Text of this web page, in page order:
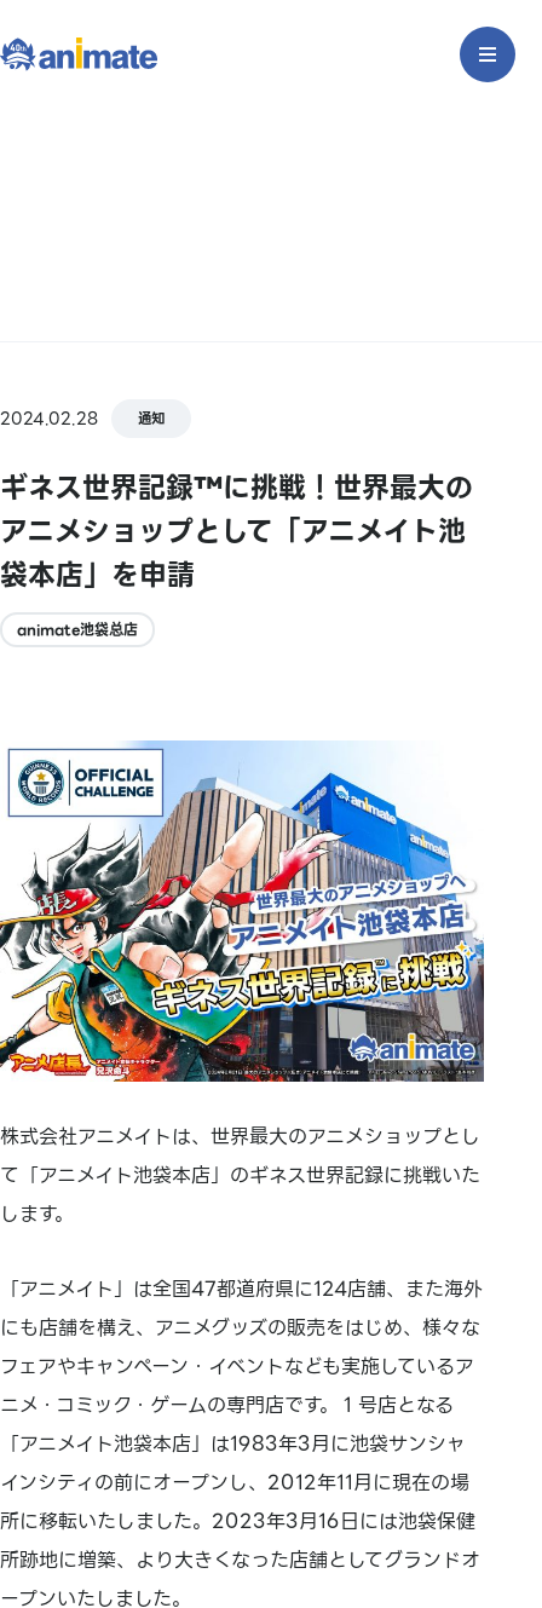
2024.02.28 通知
ギネス世界記録™に挑戦！世界最大の
アニメショップとして「アニメイト池
袋本店」を申請
animate池袋总店
株式会社アニメイトは、世界最大のアニメショップとし
て「アニメイト池袋本店」のギネス世界記録に挑戦いた
します。
「アニメイト」は全国47都道府県に124店舗、また海外
にも店舗を構え、アニメグッズの販売をはじめ、様々な
フェアやキャンペーン・イベントなども実施しているア
ニメ・コミック・ゲームの専門店です。１号店となる
「アニメイト池袋本店」は1983年3月に池袋サンシャ
インシティの前にオープンし、2012年11月に現在の場
所に移転いたしました。2023年3月16日には池袋保健
所跡地に増築、より大きくなった店舗としてグランドオ
ープンいたしました。